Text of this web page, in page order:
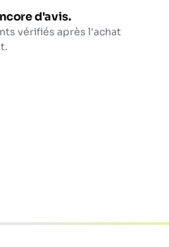
d'avis.
vérifiés après l'achat